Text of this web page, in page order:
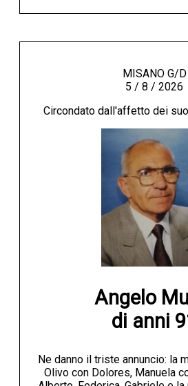
MISANO G/D
5 / 8 / 2026
Circondato dall'affetto dei
Angelo
di anni
Ne danno il triste annuncio: la
Olivo con Dolores, Manuela